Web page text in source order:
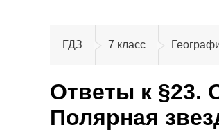
ГДЗ 7 класс
Ответы к §23.
Полярная